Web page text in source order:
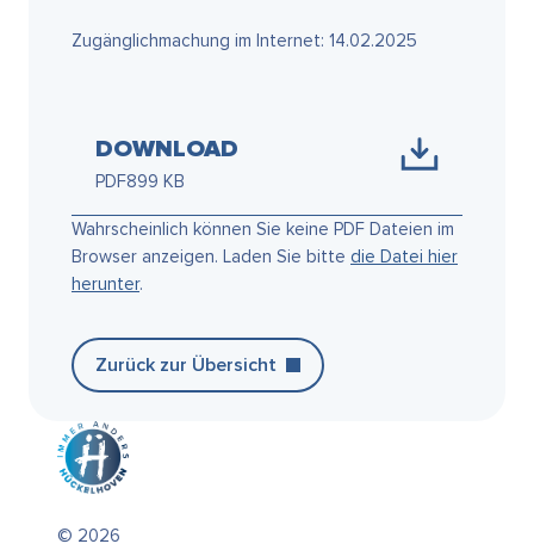
Zugänglichmachung im Internet: 14.02.2025
DOWNLOAD
PDF899 KB
Wahrscheinlich können Sie keine PDF Dateien im
Browser anzeigen. Laden Sie bitte die Datei hier
herunter.
Zurück zur Übersicht
© 2026